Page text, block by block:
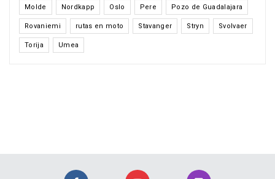
Molde Nordkapp Oslo Pere Pozo de Guadalajara
Rovaniemi rutas en moto Stavanger Stryn Svolvaer
Torija Umea